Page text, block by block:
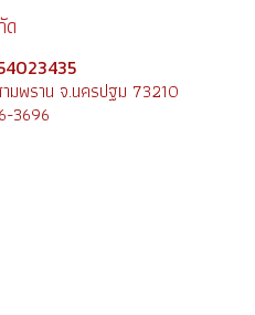
ด
มพราน จ.นครปฐม 73210
3696